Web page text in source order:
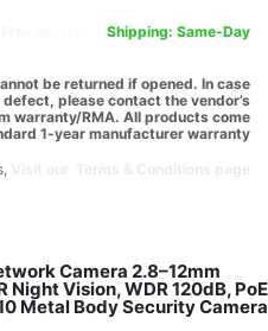
Shipping: Same-Day
be returned if opened. In case
please contact the vendor’s
warranty/RMA. All products come
1-year manufacturer warranty.
Camera 2.8–12mm
Night Vision, WDR 120dB, PoE
Metal Body Security Camera